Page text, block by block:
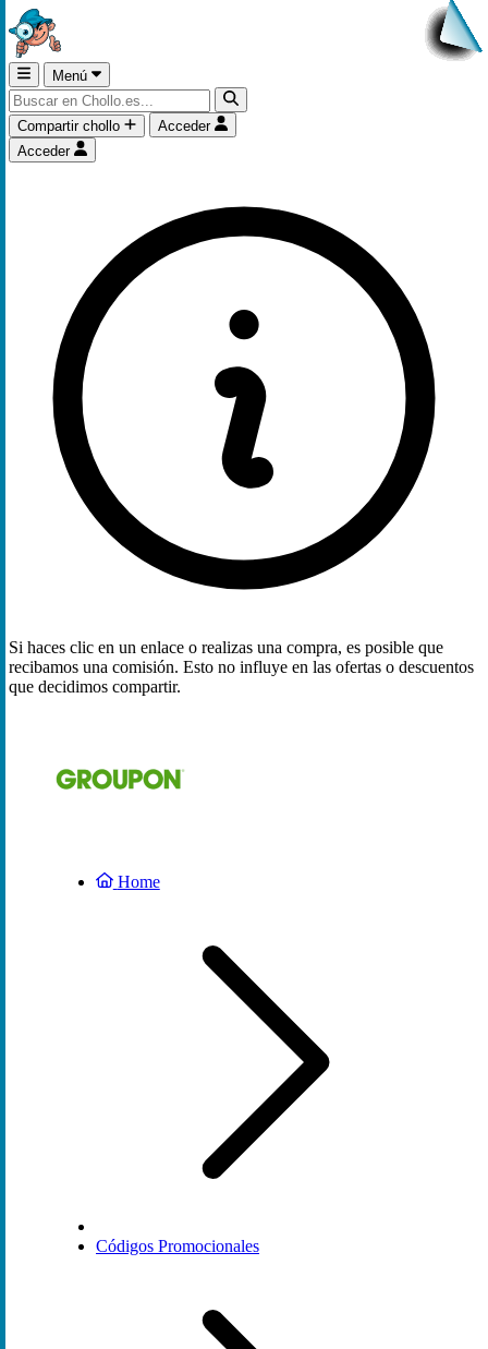
Menú
Compartir chollo
Acceder
Acceder
Si haces clic en un enlace o realizas una compra, es posible que
recibamos una comisión. Esto no influye en las ofertas o descuentos
que decidimos compartir.
Home
Códigos Promocionales